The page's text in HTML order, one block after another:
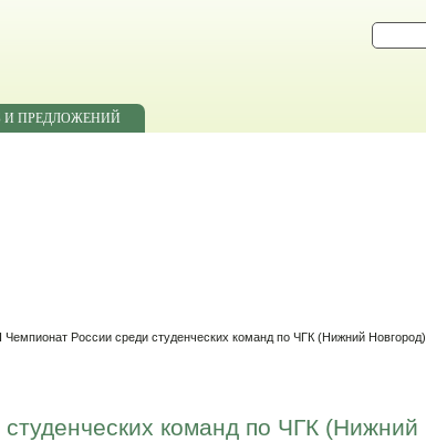
И ПРЕДЛОЖЕНИЙ
Чемпионат России среди студенческих команд по ЧГК (Нижний Новгород)
команд по ЧГК (Нижний